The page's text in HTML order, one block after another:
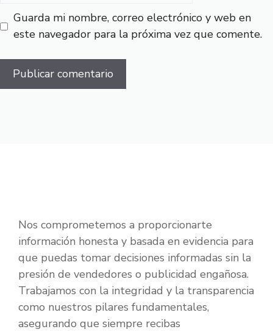
Guarda mi nombre, correo electrónico y web en
este navegador para la próxima vez que comente.
Nos comprometemos a proporcionarte
información honesta y basada en evidencia para
que puedas tomar decisiones informadas sin la
presión de vendedores o publicidad engañosa.
Trabajamos con la integridad y la transparencia
como nuestros pilares fundamentales,
asegurando que siempre recibas